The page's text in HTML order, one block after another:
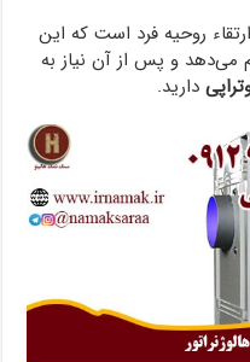
روحیه فرد است که این
می‌دهد و پس از آن نیاز به
دارید.